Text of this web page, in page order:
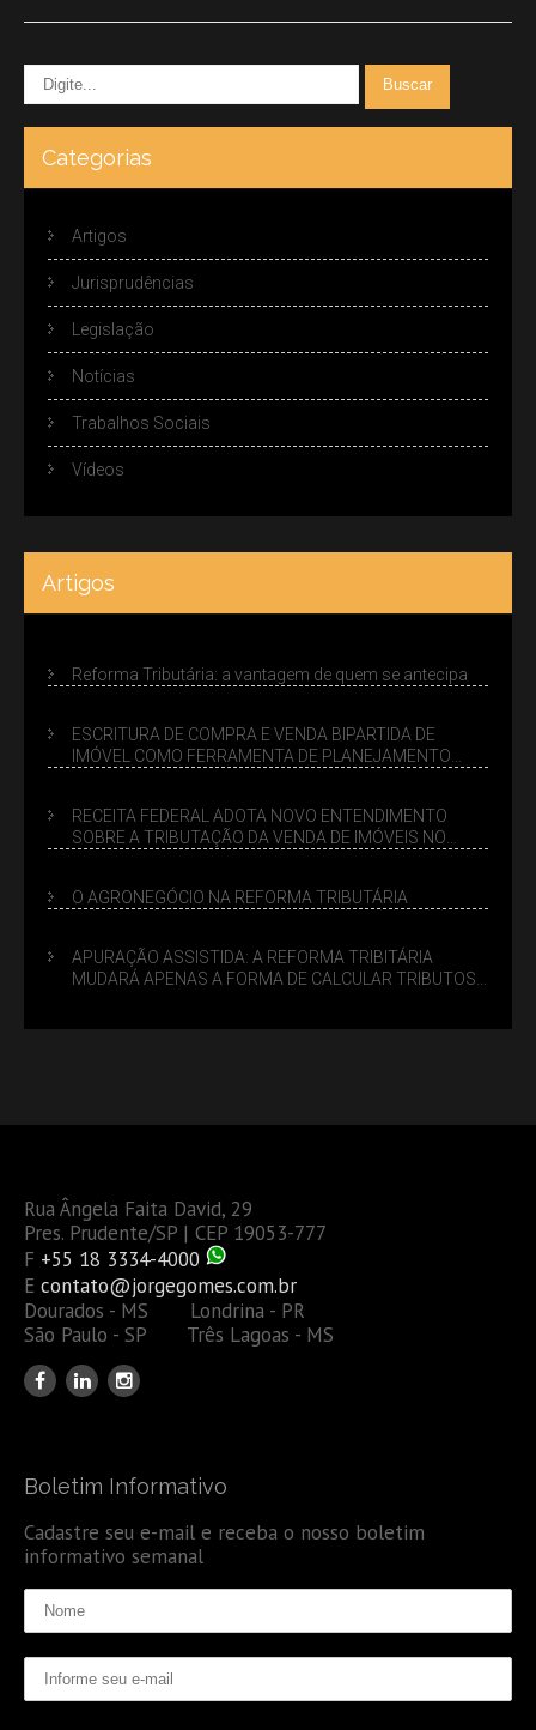
Categorias
Artigos
Jurisprudências
Legislação
Notícias
Trabalhos Sociais
Vídeos
Artigos
Reforma Tributária: a vantagem de quem se antecipa
ESCRITURA DE COMPRA E VENDA BIPARTIDA DE
IMÓVEL COMO FERRAMENTA DE PLANEJAMENTO
RECEITA FEDERAL ADOTA NOVO ENTENDIMENTO
SOBRE A TRIBUTAÇÃO DA VENDA DE IMÓVEIS NO
O AGRONEGÓCIO NA REFORMA TRIBUTÁRIA
APURAÇÃO ASSISTIDA: A REFORMA TRIBITÁRIA
MUDARÁ APENAS A FORMA DE CALCULAR TRIBUTOS
Rua Ângela Faita David, 29
Pres. Prudente/SP | CEP 19053-777
F +55 18 3334-4000
E contato@jorgegomes.com.br
Dourados - MS Londrina - PR
São Paulo - SP Três Lagoas - MS
Boletim Informativo
Cadastre seu e-mail e receba o nosso boletim
informativo semanal